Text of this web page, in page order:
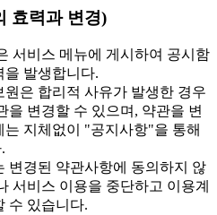
효력과 변경)
서비스 메뉴에 게시하여 공시함
을 발생합니다.
은 합리적 사유가 발생한 경우
을 변경할 수 있으며, 약관을 변
는 지체없이 "공지사항"을 통해
변경된 약관사항에 동의하지 않
서비스 이용을 중단하고 이용계
수 있습니다.